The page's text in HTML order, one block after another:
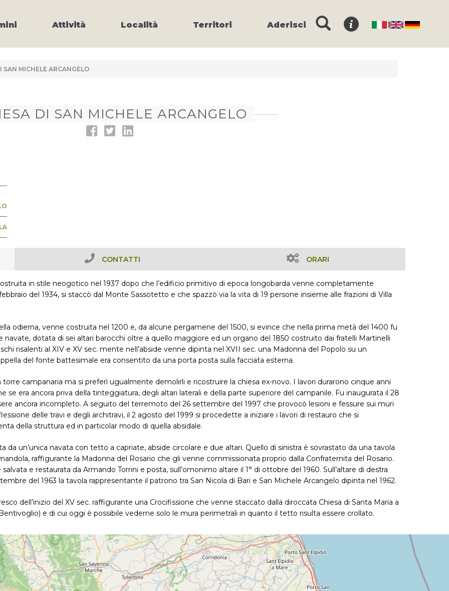
Attività Località Territori Aderisci
SAN MICHELE ARCANGELO
DI SAN MICHELE ARCANGELO
CONTATTI ORARI
in stile neogotico nel 1937 dopo che l’edificio primitivo di epoca longobarda venne completamente
del 1934, si staccò dal Monte Sassotetto e che spazzò via la vita di 19 persone insieme alle frazioni di Villa
odierna, venne costruita nel 1200 e, da alcune pergamene del 1500, si evince che nella prima metà del 1400 fu
navate, dotata di sei altari barocchi oltre a quello maggiore ed un organo del 1850 costruito dai fratelli Martinelli
risalenti al XIV e XV sec. mente nell’abside venne dipinta nel XVII sec. una Madonna del Popolo su un
del fonte battesimale era consentito da una porta posta sulla facciata esterna.
campanaria ma si preferì ugualmente demolirli e ricostruire la chiesa ex-novo. I lavori durarono cinque anni
se era ancora priva della tinteggiatura, degli altari laterali e della parte superiore del campanile. Fu inaugurata il 28
ancora incompleto. A seguito del terremoto del 26 settembre del 1997 che provocò lesioni e fessure sui muri
delle travi e degli architravi, il 2 agosto del 1999 si procedette a iniziare i lavori di restauro che si
della struttura ed in particolar modo di quella absidale.
un’unica navata con tetto a capriate, abside circolare e due altari. Quello di sinistra è sovrastato da una tavola
raffigurante la Madonna del Rosario che gli venne commissionata proprio dalla Confraternita del Rosario.
e restaurata da Armando Torrini e posta, sull’omonimo altare il 1° di ottobre del 1960. Sull’altare di destra
del 1963 la tavola rappresentante il patrono tra San Nicola di Bari e San Michele Arcangelo dipinta nel 1962.
dell’inizio del XV sec. raffigurante una Crocifissione che venne staccato dalla diroccata Chiesa di Santa Maria a
e di cui oggi è possibile vederne solo le mura perimetrali in quanto il tetto risulta essere crollato.